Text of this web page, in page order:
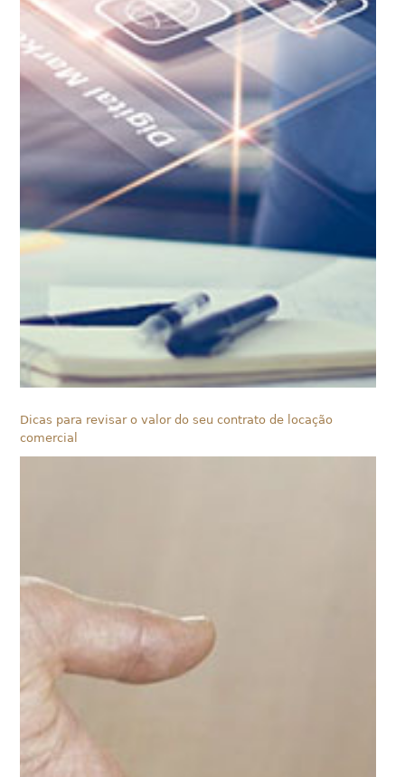
Dicas para revisar o valor do seu contrato de locação
comercial